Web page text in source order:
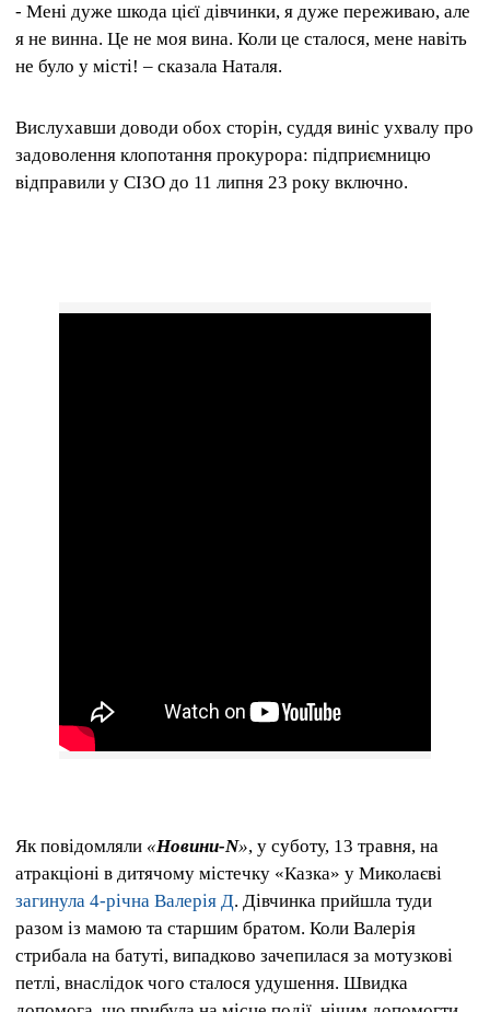
- Мені дуже шкода цієї дівчинки, я дуже переживаю, але
я не винна. Це не моя вина. Коли це сталося, мене навіть
не було у місті! – сказала Наталя.
Вислухавши доводи обох сторін, суддя виніс ухвалу про
задоволення клопотання прокурора: підприємницю
відправили у СІЗО до 11 липня 23 року включно.
Як повідомляли «Новини-N», у суботу, 13 травня, на
атракціоні в дитячому містечку «Казка» у Миколаєві
загинула 4-річна Валерія Д. Дівчинка прийшла туди
разом із мамою та старшим братом. Коли Валерія
стрибала на батуті, випадково зачепилася за мотузкові
петлі, внаслідок чого сталося удушення. Швидка